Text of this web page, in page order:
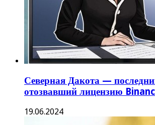
BNB обогнал XRP и стал
07.10.2025